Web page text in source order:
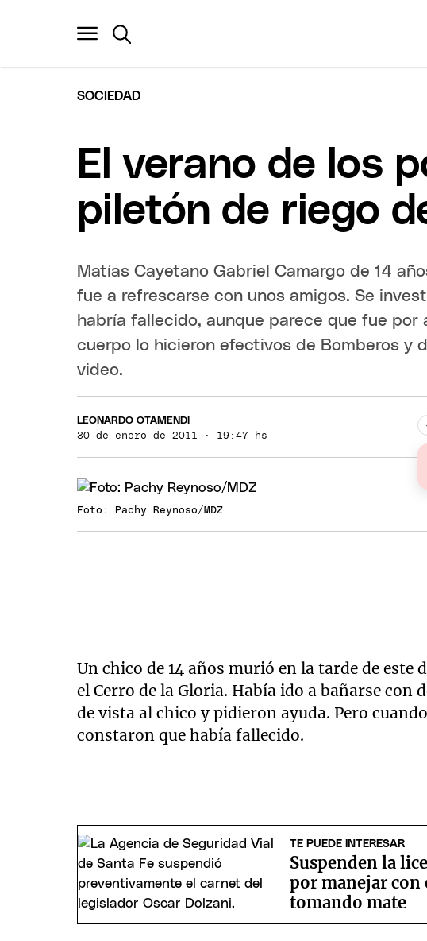
SOCIEDAD
El verano de los
piletón de riego
Matías Cayetano Gabriel Camargo de 14
fue a refrescarse con unos amigos. Se
habría fallecido, aunque parece que fue por
cuerpo lo hicieron efectivos de Bomberos y
video.
LEONARDO OTAMENDI
30 de enero de 2011 · 19:47 hs
Foto: Pachy Reynoso/MDZ
Un chico de 14 años murió en la tarde de
el Cerro de la Gloria. Había ido a bañarse con
de vista al chico y pidieron ayuda. Pero
constaron que había fallecido.
TE PUEDE INTERESAR
Suspenden la
por manejar con
tomando mate